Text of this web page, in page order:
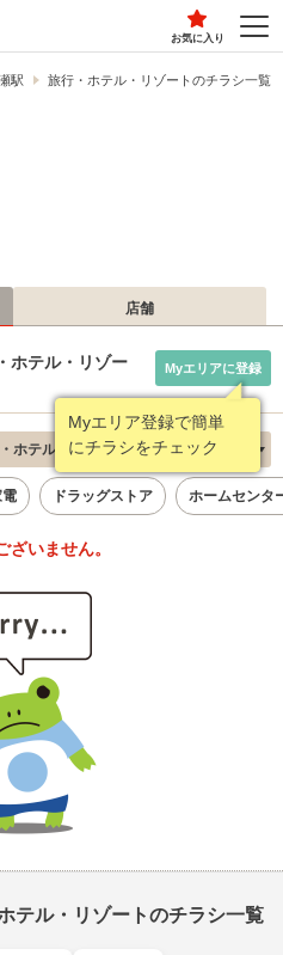
お気に入り
駅 旅行・ホテル・リゾートのチラシ一覧
店舗
ホテル・リゾー
Myエリア登録で簡単
にチラシをチェック
Myエリアに登録
ホテル・リゾート 新着順
ドラッグストア ホームセンタ
いません。
テル・リゾートのチラシ一覧